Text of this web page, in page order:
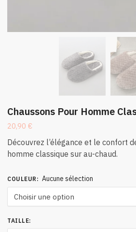
Chaussons Pour Homme
20,90 €
Découvrez l’élégance et le confort
homme classique sur au-chaud.
COULEUR : Aucune sélection
TAILLE: